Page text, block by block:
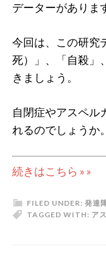
データーがありま
今回は、この研究
死）」、「自殺」
きましょう。
自閉症やアスペル
れるのでしょうか。
続きはこちら » »
FILED UNDER: 発達
TAGGED WITH: ア